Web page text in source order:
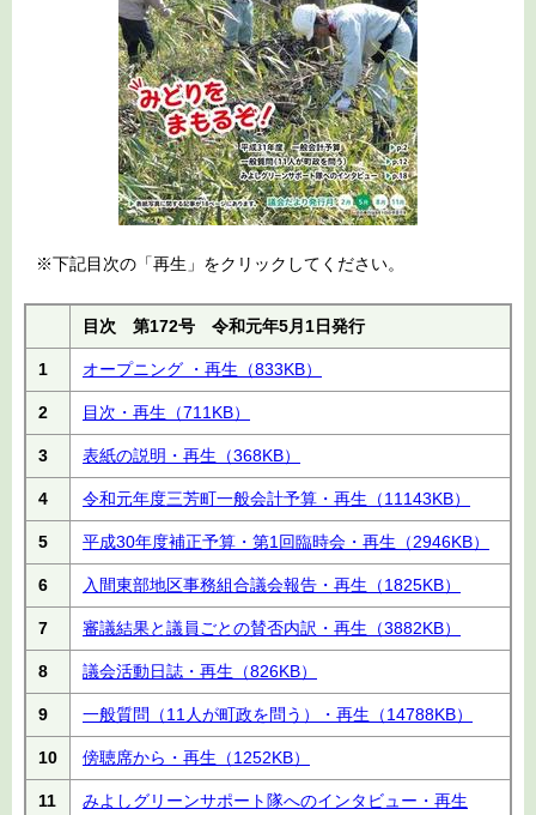
※下記目次の「再生」をクリックしてください。
目次 第172号 令和元年5月1日発行
1 オープニング ・再生 （833KB）
2 目次・再生 （711KB）
3 表紙の説明・再生 （368KB）
4 令和元年度三芳町一般会計予算・再生 （11143KB）
5 平成30年度補正予算・第1回臨時会・再生 （2946KB）
6 入間東部地区事務組合議会報告・再生 （1825KB）
7 審議結果と議員ごとの賛否内訳・再生 （3882KB）
8 議会活動日誌・再生 （826KB）
9 一般質問（11人が町政を問う）・再生 （14788KB）
10 傍聴席から・再生 （1252KB）
11
みよしグリーンサポート隊へのインタビュー・再生